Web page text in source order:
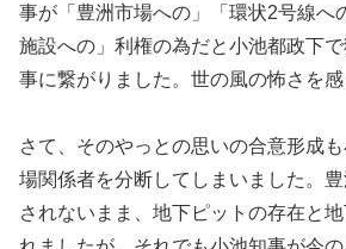
事が「豊洲市場への」「環状2号線へ
施設への」利権の為だと小池都政下
事に繋がりました。世の風の怖さを感
さて、そのやっとの思いの合意形成
場関係者を分断してしまいました。
されないまま、地下ピットの存在と